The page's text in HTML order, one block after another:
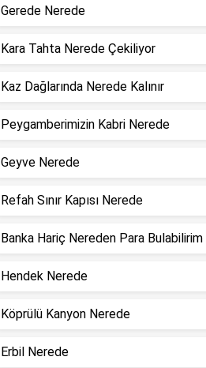
Gerede Nerede
Kara Tahta Nerede Çekiliyor
Kaz Dağlarında Nerede Kalınır
Peygamberimizin Kabri Nerede
Geyve Nerede
Refah Sınır Kapısı Nerede
Banka Hariç Nereden Para Bulabilirim
Hendek Nerede
Köprülü Kanyon Nerede
Erbil Nerede